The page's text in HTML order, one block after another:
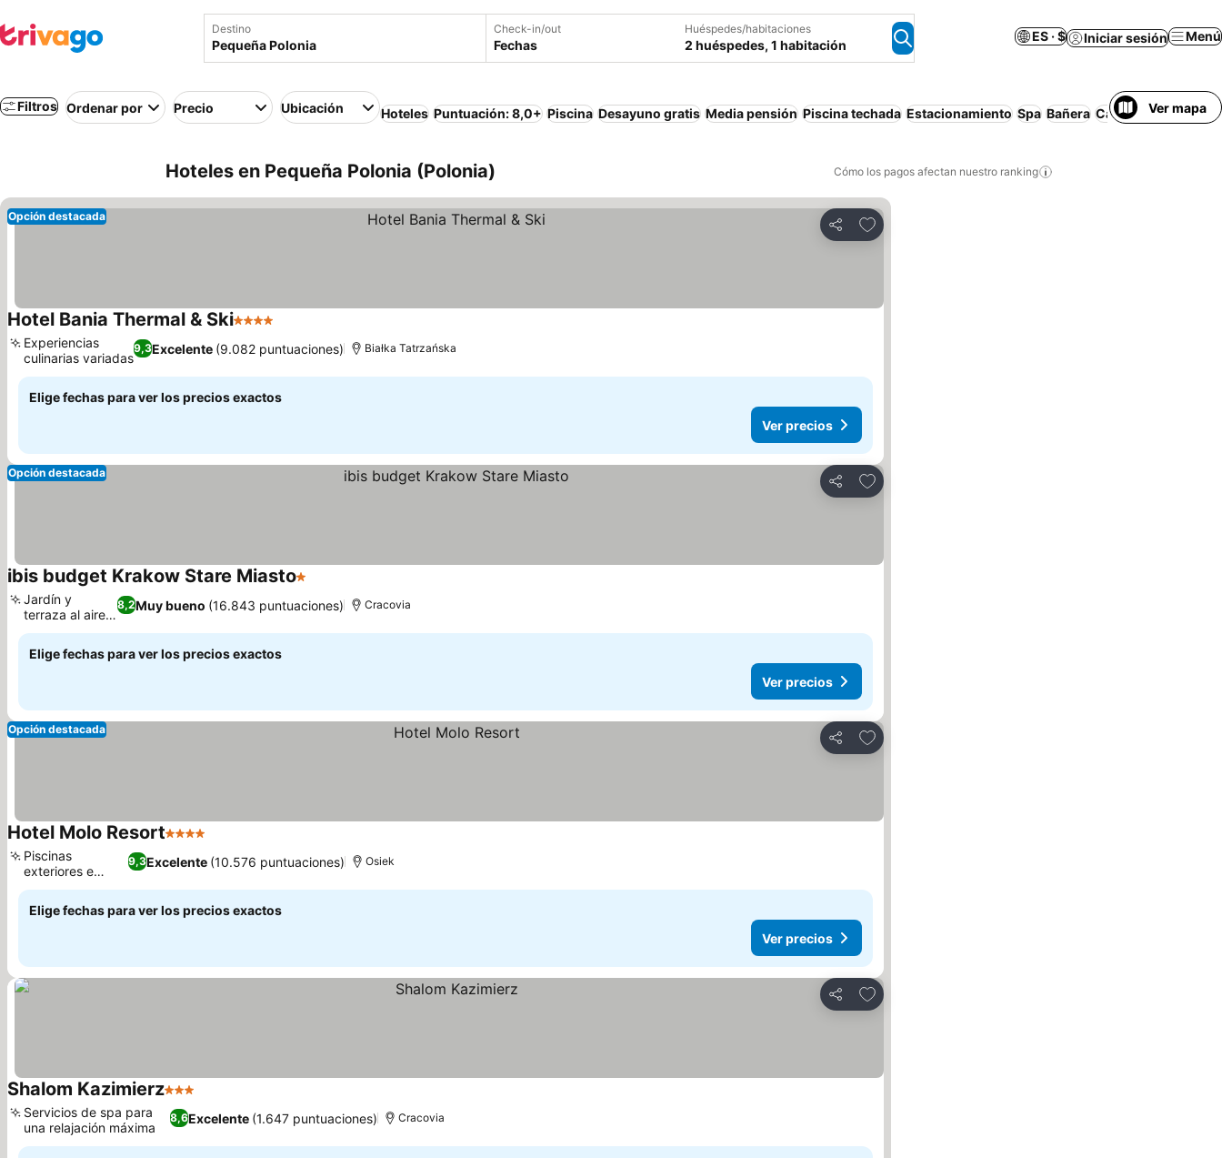
Destino Check-in/out
Fechas
Huéspedes/habitaciones
2 huéspedes, 1 habitación
ES · $ Iniciar sesión Menú
Filtros Ordenar por Precio Ubicación Hoteles Puntuación: 8,0+ Piscina Desayuno gratis Media pensión Piscina techada Estacionamiento Spa Bañera Casa o Ver mapa
Hoteles en Pequeña Polonia (Polonia) Cómo los pagos afectan nuestro ranking
Compartir
Agregar a favoritos
Opción destacada
Hotel Bania Thermal & Ski4 Estrellas
9,3Excelente (9.082 puntuaciones)
Experiencias
culinarias variadas
Białka Tatrzańska
Elige fechas para ver los precios exactos
Ver precios
Compartir
Agregar a favoritos
Opción destacada
ibis budget Krakow Stare Miasto1 Estrellas
8,2Muy bueno (16.843 puntuaciones)
Jardín y
terraza al aire
libre
Cracovia
Elige fechas para ver los precios exactos
Ver precios
Compartir
Agregar a favoritos
Opción destacada
Hotel Molo Resort4 Estrellas
9,3Excelente (10.576 puntuaciones)
Piscinas
exteriores e
interiores
Osiek
Elige fechas para ver los precios exactos
Ver precios
Compartir
Agregar a favoritos
Shalom Kazimierz3 Estrellas
8,6Excelente (1.647 puntuaciones)
Servicios de spa para
una relajación máxima
Cracovia